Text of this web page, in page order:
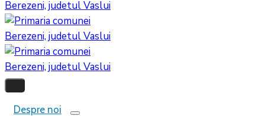
Despre noi